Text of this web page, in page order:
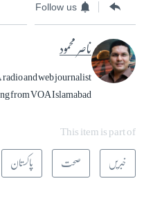
Follow us
ناصر محمود
radio and web journalist
from VOA Islamabad
This item is part of
خبریں صحت پاکستان